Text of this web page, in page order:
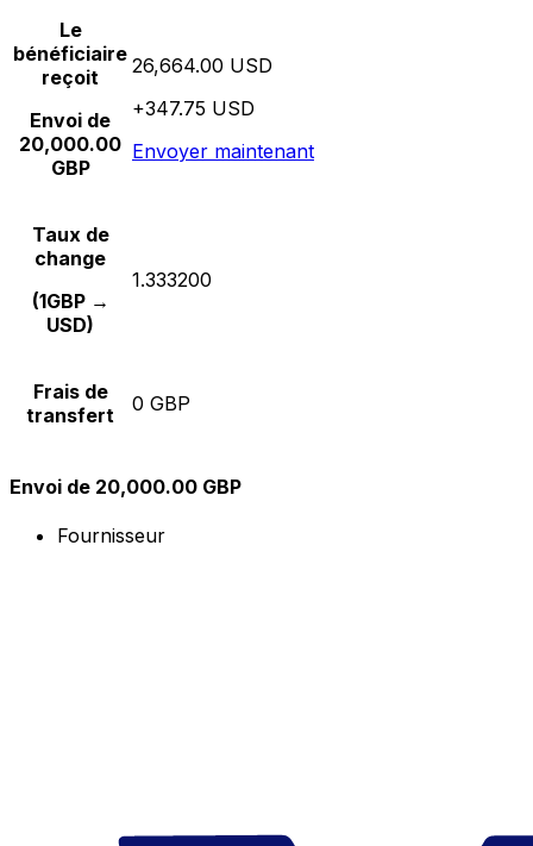
Le
bénéficiaire
reçoit
Envoi de
20,000.00
GBP
26,664.00 USD
+347.75 USD
Envoyer maintenant
Taux de
change
(1GBP →
USD)
1.333200
Frais de
transfert
0 GBP
Envoi de 20,000.00 GBP
Fournisseur